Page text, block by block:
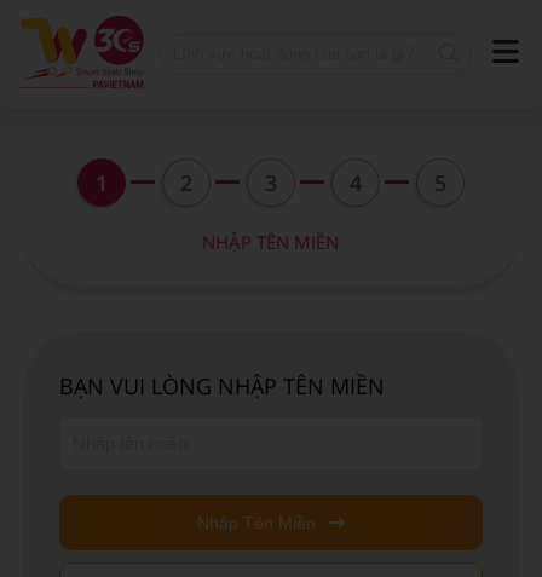
1 2 3 4 5
NHẬP TÊN MIỀN
BẠN VUI LÒNG NHẬP TÊN MIỀN
Nhập Tên Miền